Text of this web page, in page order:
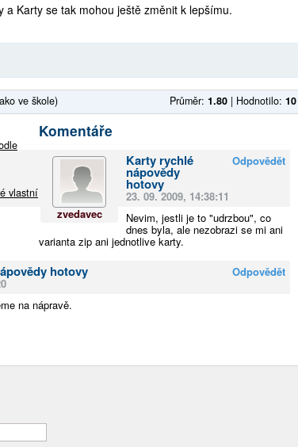
Karty se tak mohou ještě změnit k lepšímu.
ve škole) Průměr: 1.80 | Hodnotilo: 10
vlastní
Komentáře
zvedavec
Odpovědět
Karty rychlé
nápovědy
hotovy
23. 09. 2009, 14:38:11
Nevim, jestli je to "udrzbou", co
dnes byla, ale nezobrazi se mi ani
varianta zip ani jednotlive karty.
Odpovědět
hotovy
na nápravě.